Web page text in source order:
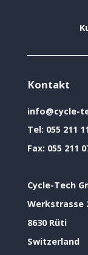
Kontakt
info@cycle-
Tel: 055 211
Fax: 055 211
Cycle-Tech
Werkstrasse
8630 Rüti
Switzerland